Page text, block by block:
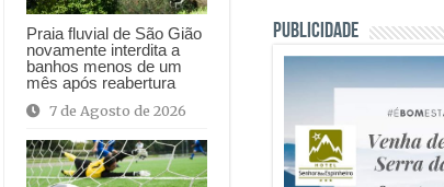
Praia fluvial de São Gião
novamente interdita a
banhos menos de um
mês após reabertura
7 de Agosto de 2026
PUBLICIDADE